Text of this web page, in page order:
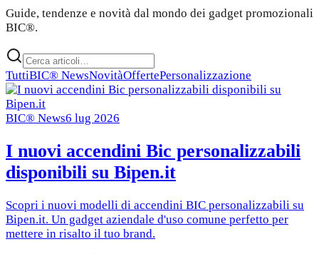
Guide, tendenze e novità dal mondo dei gadget promozionali
BIC®.
TuttiBIC® NewsNovitàOffertePersonalizzazione
BIC® News6 lug 2026
I nuovi accendini Bic personalizzabili
disponibili su Bipen.it
Scopri i nuovi modelli di accendini BIC personalizzabili su
Bipen.it. Un gadget aziendale d'uso comune perfetto per
mettere in risalto il tuo brand.